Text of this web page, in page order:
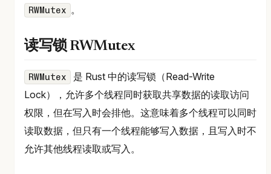
RWMutex 。
读写锁 RWMutex
RWMutex
是 Rust 中的读写锁（Read-Write
Lock），允许多个线程同时获取共享数据的读取访问
权限，但在写入时会排他。这意味着多个线程可以同时
读取数据，但只有一个线程能够写入数据，且写入时不
允许其他线程读取或写入。